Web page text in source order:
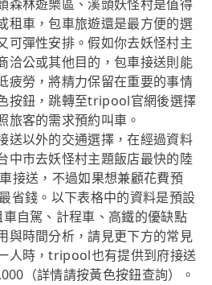
森林遊樂區、溪頭妖怪村是值得
租車，包車旅遊還是最方便的選
可彈性安排。假如你去妖怪村主
洽公或其他目的，包車接送則能
疲勞，將精力保留在重要的事情
按鈕，跳轉至tripool官網後選擇
旅客的需求預約叫車。
送以外的交通選擇，在經過資料
中市去妖怪村主題飯店最快的陸
接送，不過如果想兼顧花費預
省錢。以下表格中的資料是預設
自駕、計程車、高鐵的優缺點
與時間分析，請見更下方的常見
人時，tripool也有提供到府接送
（詳情請按黃色按鈕查詢）。